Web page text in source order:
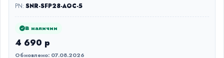
PN:SNR-SFP28-AOC-5
В наличии
4 690 р
Обновлено: 07.08.2026